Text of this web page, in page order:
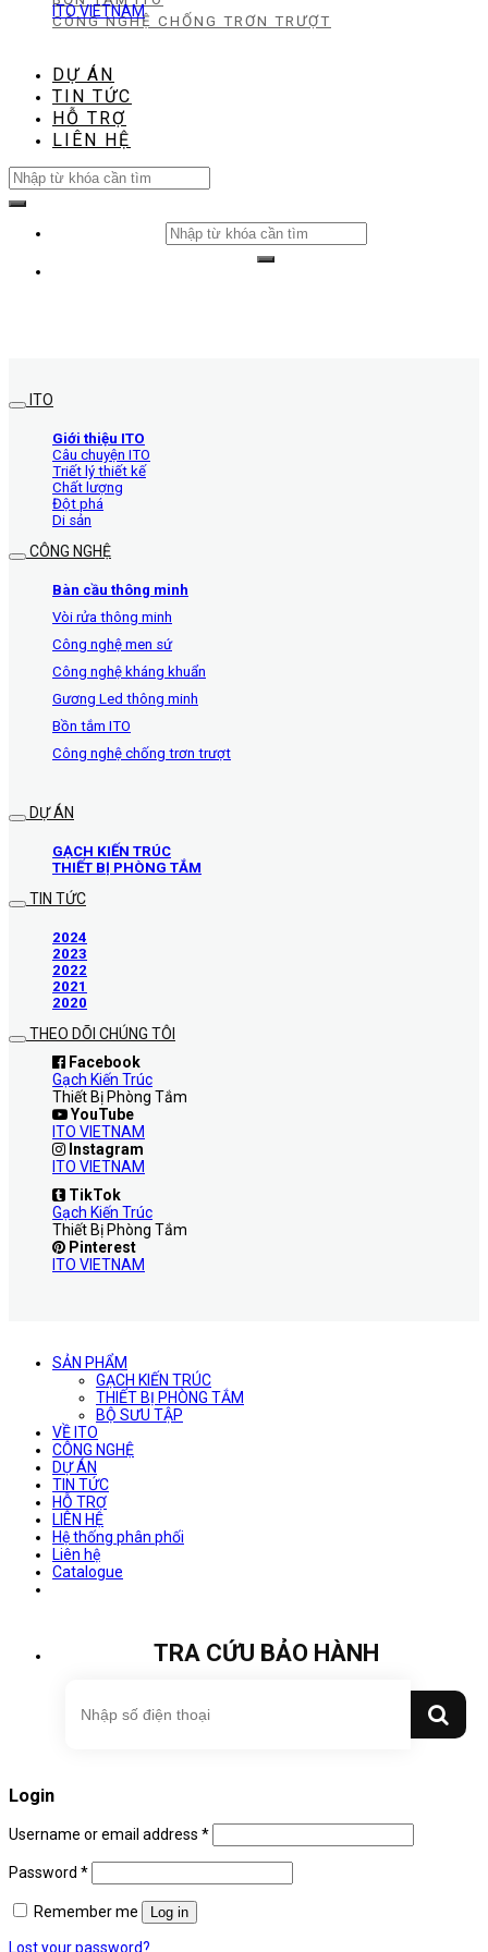
CÔNG NGHỆ CHỐNG TRƠN TRƯỢT
DỰ ÁN
TIN TỨC
HỖ TRỢ
LIÊN HỆ
Search
for:
Search
for:
ITO VIETNAM
ITO
Giới thiệu ITO
Câu chuyện ITO
Triết lý thiết kế
Chất lượng
Đột phá
Di sản
CÔNG NGHỆ
Bàn cầu thông minh
Vòi rửa thông minh
Công nghệ men sứ
Công nghệ kháng khuẩn
Gương Led thông minh
Bồn tắm ITO
Công nghệ chống trơn trượt
DỰ ÁN
GẠCH KIẾN TRÚC
THIẾT BỊ PHÒNG TẮM
TIN TỨC
2024
2023
2022
2021
2020
THEO DÕI CHÚNG TÔI
Facebook
Gạch Kiến Trúc
Thiết Bị Phòng Tắm
YouTube
ITO VIETNAM
Instagram
ITO VIETNAM
TikTok
Gạch Kiến Trúc
Thiết Bị Phòng Tắm
Pinterest
ITO VIETNAM
SẢN PHẨM
GẠCH KIẾN TRÚC
THIẾT BỊ PHÒNG TẮM
BỘ SƯU TẬP
VỀ ITO
CÔNG NGHỆ
DỰ ÁN
TIN TỨC
HỖ TRỢ
LIÊN HỆ
Hệ thống phân phối
Liên hệ
Catalogue
TRA CỨU BẢO HÀNH
Login
Username or email address *
Password *
Remember me Log in
Lost your password?